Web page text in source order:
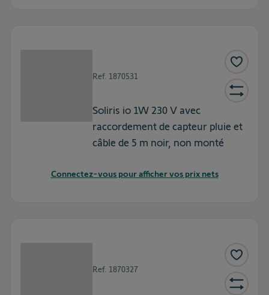
Ref. 1870531
Soliris io 1W 230 V avec
raccordement de capteur pluie et
câble de 5 m noir, non monté
Connectez-vous pour afficher vos prix nets
Ref. 1870327